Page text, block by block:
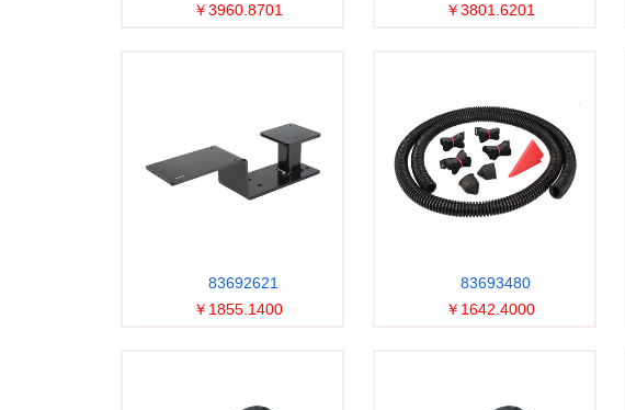
￥3960.8701
￥3801.6201
83692621
￥1855.1400
83693480
￥1642.4000